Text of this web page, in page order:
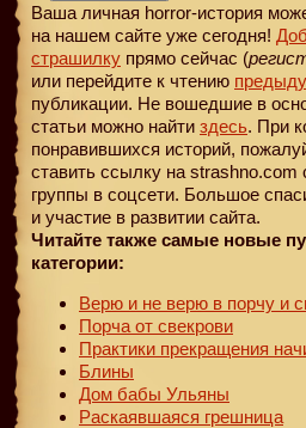
Ваша личная horror-история
на нашем сайте уже сегодня!
страшилку прямо сейчас (
или перейдите к чтению
публикации. Не вошедшие в
статьи можно найти здесь. При
понравившихся историй,
ставить ссылку на strashno.com
группы в соцсети. Большое
и участие в развитии сайта.
Читайте также самые новые
категории:
Верю и не верю в порчу и
Порча от свекрови
Практики прекращения
Блины
Дом бабы Ульяны
Раскаявшаяся грешница